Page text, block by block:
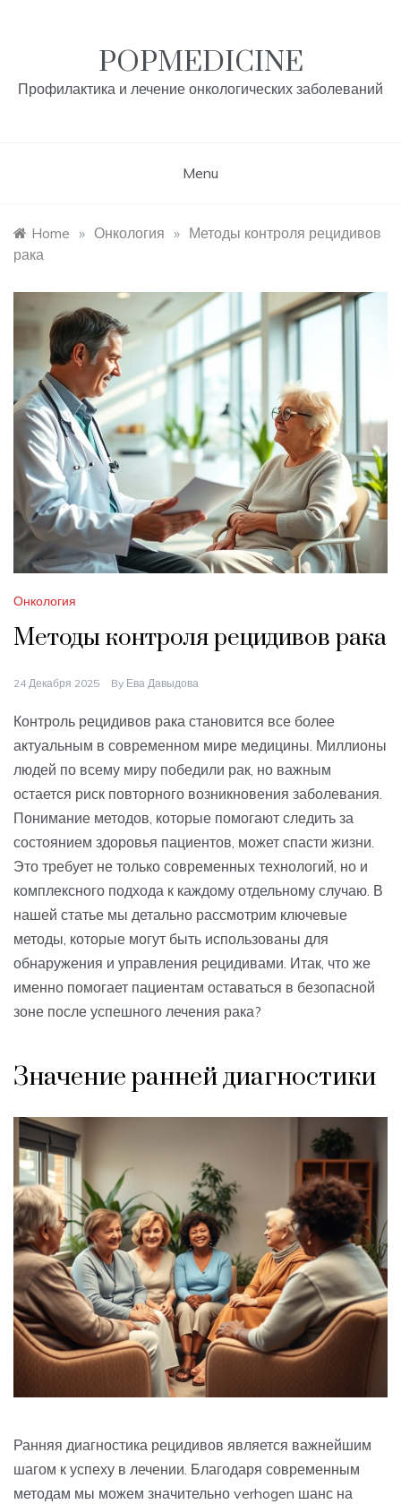
POPMEDICINE
Профилактика и лечение онкологических заболеваний
Menu
Home » Онкология » Методы контроля рецидивов
рака
Онкология
Методы контроля рецидивов рака
24 Декабря 2025 By Ева Давыдова
Контроль рецидивов рака становится все более
актуальным в современном мире медицины. Миллионы
людей по всему миру победили рак, но важным
остается риск повторного возникновения заболевания.
Понимание методов, которые помогают следить за
состоянием здоровья пациентов, может спасти жизни.
Это требует не только современных технологий, но и
комплексного подхода к каждому отдельному случаю. В
нашей статье мы детально рассмотрим ключевые
методы, которые могут быть использованы для
обнаружения и управления рецидивами. Итак, что же
именно помогает пациентам оставаться в безопасной
зоне после успешного лечения рака?
Значение ранней диагностики
Ранняя диагностика рецидивов является важнейшим
шагом к успеху в лечении. Благодаря современным
методам мы можем значительно verhogen шанс на